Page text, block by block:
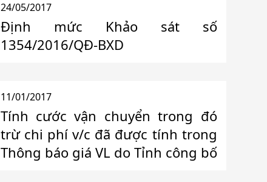
24/05/2017
Định mức Khảo sát số
1354/2016/QĐ-BXD
11/01/2017
Tính cước vận chuyển trong đó
trừ chi phí v/c đã được tính trong
Thông báo giá VL do Tỉnh công bố